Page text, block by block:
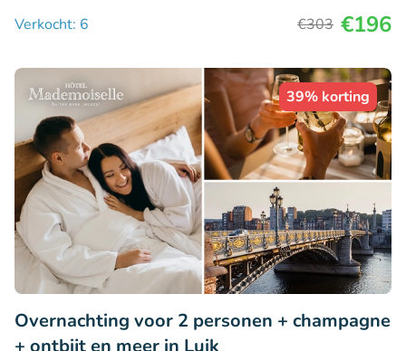
Verkocht: 6
€303 €196
39% korting
Overnachting voor 2 personen + champagne
+ ontbijt en meer in Luik